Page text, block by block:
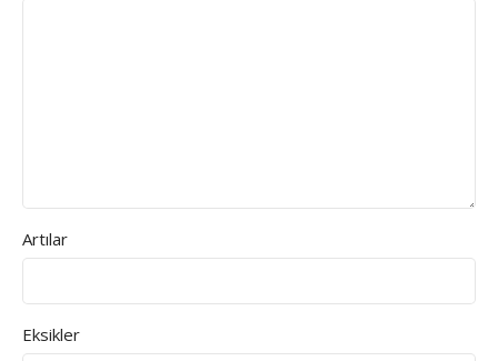
Artılar
Eksikler